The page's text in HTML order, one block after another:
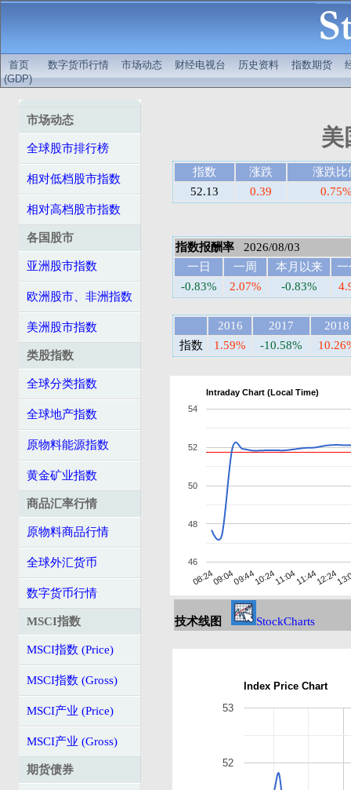
首页 数字货币行情 市场动态 财经电视台 历史资料 指数期货
(GDP)
市场动态
全球股市排行榜
相对低档股市指数
相对高档股市指数
各国股市
亚洲股市指数
欧洲股市、非洲指数
美洲股市指数
类股指数
全球分类指数
全球地产指数
原物料能源指数
黄金矿业指数
商品汇率行情
原物料商品行情
全球外汇货币
数字货币行情
MSCI指数
MSCI指数 (Price)
MSCI指数 (Gross)
MSCI产业 (Price)
MSCI产业 (Gross)
期货债券
美
指数 涨跌
涨跌比
52.13
0.39
指数报酬率 2026/08/03
一日
一周 本月以来
一
-0.83%
2.07% -0.83%
2016 2017
2018
指数
1.59% -10.58%
Intraday Chart (Local Time)
08:2409:0409:4410:2411:0411:4412:24
46
48
50
52
54
技术线图 StockCharts
Index Price Chart
52
53